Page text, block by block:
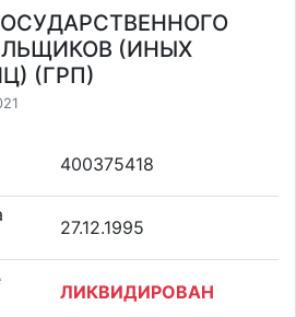
(ИНЫХ
(ГРП)
400375418
27.12.1995
ЛИКВИДИРОВАН